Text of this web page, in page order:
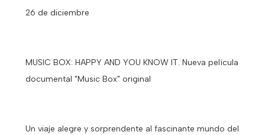
26 de diciembre
MUSIC BOX: HAPPY AND YOU KNOW IT. Nueva película
documental "Music Box" original
Un viaje alegre y sorprendente al fascinante mundo del